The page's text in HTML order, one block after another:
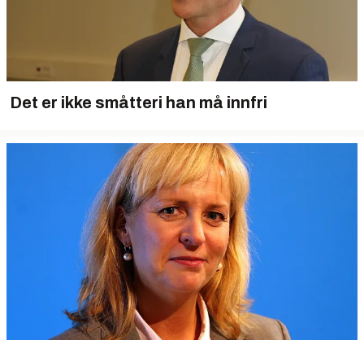
Det er ikke småtteri han må innfri